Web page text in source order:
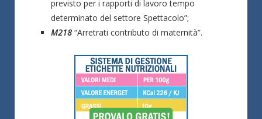
previsto per i rapporti di lavoro tempo
determinato del settore Spettacolo”;
M218 “Arretrati contributo di maternità”.